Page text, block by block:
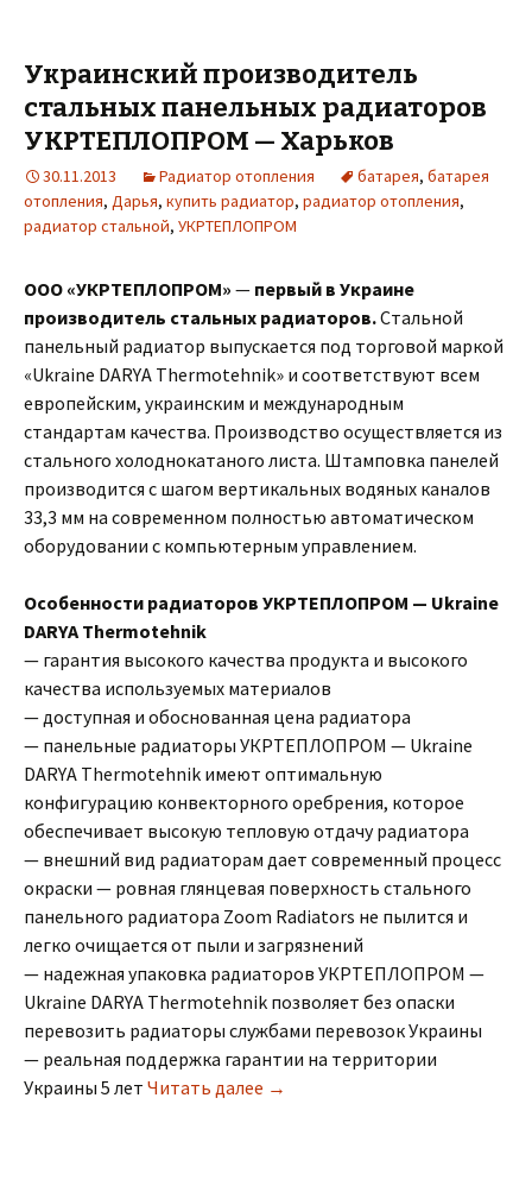
Украинский производитель
стальных панельных радиаторов
УКРТЕПЛОПРОМ — Харьков
30.11.2013 Радиатор отопления батарея, батарея
отопления, Дарья, купить радиатор, радиатор отопления,
радиатор стальной, УКРТЕПЛОПРОМ
ООО «УКРТЕПЛОПРОМ» — первый в Украине
производитель стальных радиаторов.Стальной
панельный радиатор выпускается под торговой маркой
«Ukraine DARYA Thermotehnik» и соответствуют всем
европейским, украинским и международным
стандартам качества. Производство осуществляется из
стального холоднокатаного листа. Штамповка панелей
производится с шагом вертикальных водяных каналов
33,3 мм на современном полностью автоматическом
оборудовании с компьютерным управлением.
Особенности радиаторов УКРТЕПЛОПРОМ — Ukraine
DARYA Thermotehnik
— гарантия высокого качества продукта и высокого
качества используемых материалов
— доступная и обоснованная цена радиатора
— панельные радиаторы УКРТЕПЛОПРОМ — Ukraine
DARYA Thermotehnik имеют оптимальную
конфигурацию конвекторного оребрения, которое
обеспечивает высокую тепловую отдачу радиатора
— внешний вид радиаторам дает современный процесс
окраски — ровная глянцевая поверхность стального
панельного радиатора Zoom Radiators не пылится и
легко очищается от пыли и загрязнений
— надежная упаковка радиаторов УКРТЕПЛОПРОМ —
Ukraine DARYA Thermotehnik позволяет без опаски
перевозить радиаторы службами перевозок Украины
— реальная поддержка гарантии на территории
Украины 5 лет Читать далее Украинский производитель
→